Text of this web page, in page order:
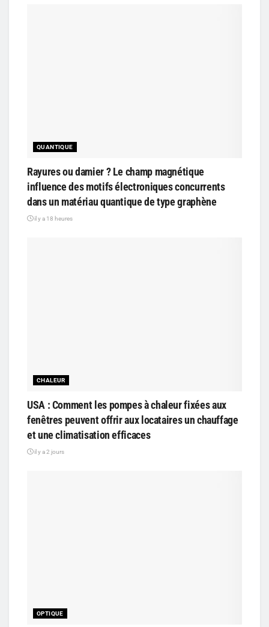
QUANTIQUE
Rayures ou damier ? Le champ magnétique
influence des motifs électroniques concurrents
dans un matériau quantique de type graphène
il y a 18 heures
CHALEUR
USA : Comment les pompes à chaleur fixées aux
fenêtres peuvent offrir aux locataires un chauffage
et une climatisation efficaces
il y a 2 jours
OPTIQUE